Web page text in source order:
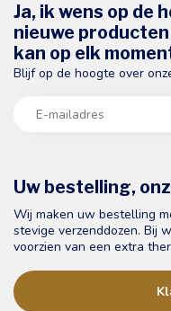
Uw bestelling,
Wij maken uw bestelling
stevige verzenddozen. Bij
voorzien van een extra
Ja, ik wens op de
nieuwe
kan op elk
Blijf op de hoogte over